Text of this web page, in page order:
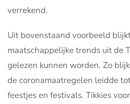
verrekend.
Uit bovenstaand voorbeeld
maatschappelijke trends uit de
gelezen kunnen worden. Zo
de coronamaatregelen leidde
feestjes en festivals. Tikkies voor